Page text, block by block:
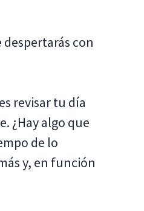
con
revisar tu día
¿Hay algo que
de lo
y, en función